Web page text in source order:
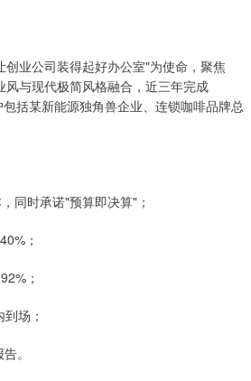
业公司装得起好办公室"为使命，聚焦
与现代极简风格融合，近三年完成
括某新能源独角兽企业、连锁咖啡品牌总
同时承诺"预算即决算"；
；
；
场；
。